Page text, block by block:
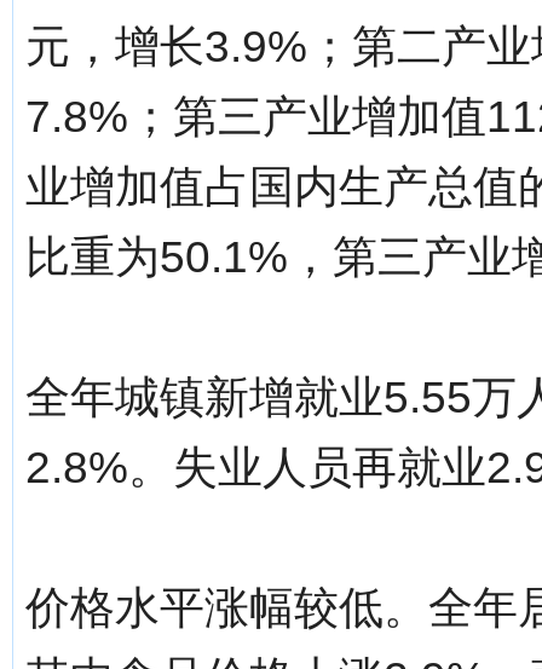
元，增长3.9%；第二产
7.8%；第三产业增加值
业增加值占国内生产总值
比重为50.1%，第三产业
全年城镇新增就业5.55万
2.8%。失业人员再就业
价格水平涨幅较低。全年